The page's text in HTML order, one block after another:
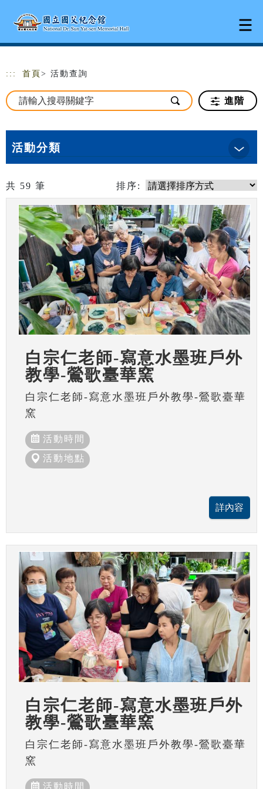
::: 首頁 > 活動查詢
進階
活動分類
共 59 筆 排序:
白宗仁老師-寫意水墨班戶外
教學-鶯歌臺華窯
白宗仁老師-寫意水墨班戶外教學-鶯歌臺華
窯
活動時間
活動地點
白宗仁老師-寫意水墨班戶外
教學-鶯歌臺華窯
白宗仁老師-寫意水墨班戶外教學-鶯歌臺華
窯
活動時間